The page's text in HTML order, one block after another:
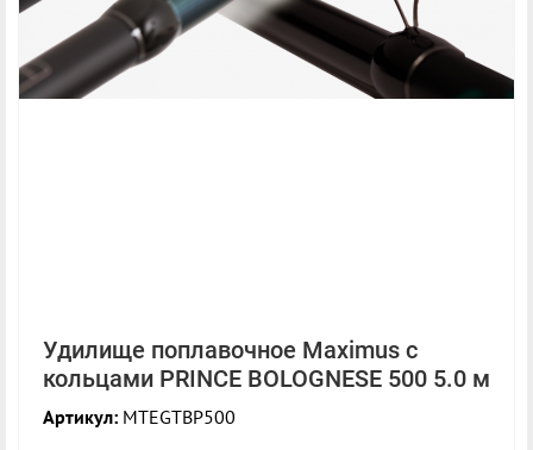
Удилище поплавочное Maximus с
кольцами PRINCE BOLOGNESE 500 5.0 м
Артикул: MTEGTBP500